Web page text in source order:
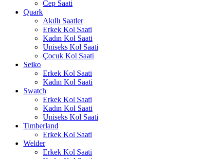
Cep Saati
Quark
Akıllı Saatler
Erkek Kol Saati
Kadın Kol Saati
Uniseks Kol Saati
Çocuk Kol Saati
Seiko
Erkek Kol Saati
Kadın Kol Saati
Swatch
Erkek Kol Saati
Kadın Kol Saati
Uniseks Kol Saati
Timberland
Erkek Kol Saati
Welder
Erkek Kol Saati